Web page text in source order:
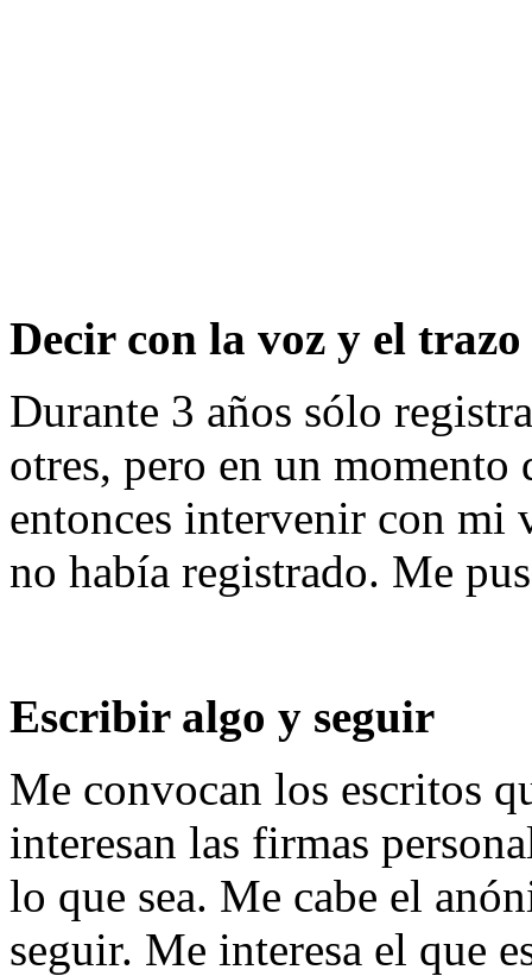
Decir con la voz y el trazo
Durante 3 años sólo
otres, pero en un
entonces intervenir con mi
no había registrado. Me
Escribir algo y seguir
Me convocan los escritos
interesan las firmas
lo que sea. Me cabe el
seguir. Me interesa el que